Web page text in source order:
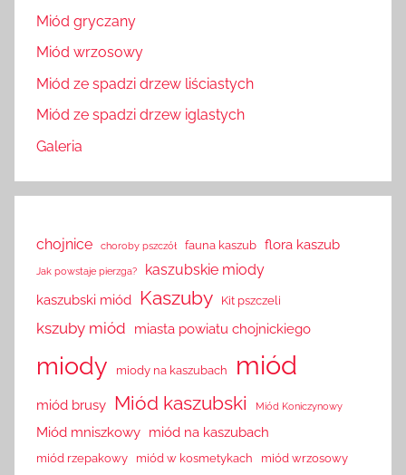
Miód gryczany
Miód wrzosowy
Miód ze spadzi drzew liściastych
Miód ze spadzi drzew iglastych
Galeria
chojnice choroby pszczół fauna kaszub flora kaszub
Jak powstaje pierzga? kaszubskie miody
kaszubski miód Kaszuby Kit pszczeli
kszuby miód miasta powiatu chojnickiego
miody miody na kaszubach miód
miód brusy Miód kaszubski Miód Koniczynowy
Miód mniszkowy miód na kaszubach
miód rzepakowy miód w kosmetykach miód wrzosowy